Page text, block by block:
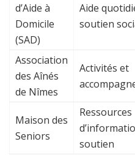
d’Aide à
Domicile
(SAD)
Aide
soutien
Association
des Aînés
de Nîmes
Activités et
Maison des
Seniors
Ressources
soutien